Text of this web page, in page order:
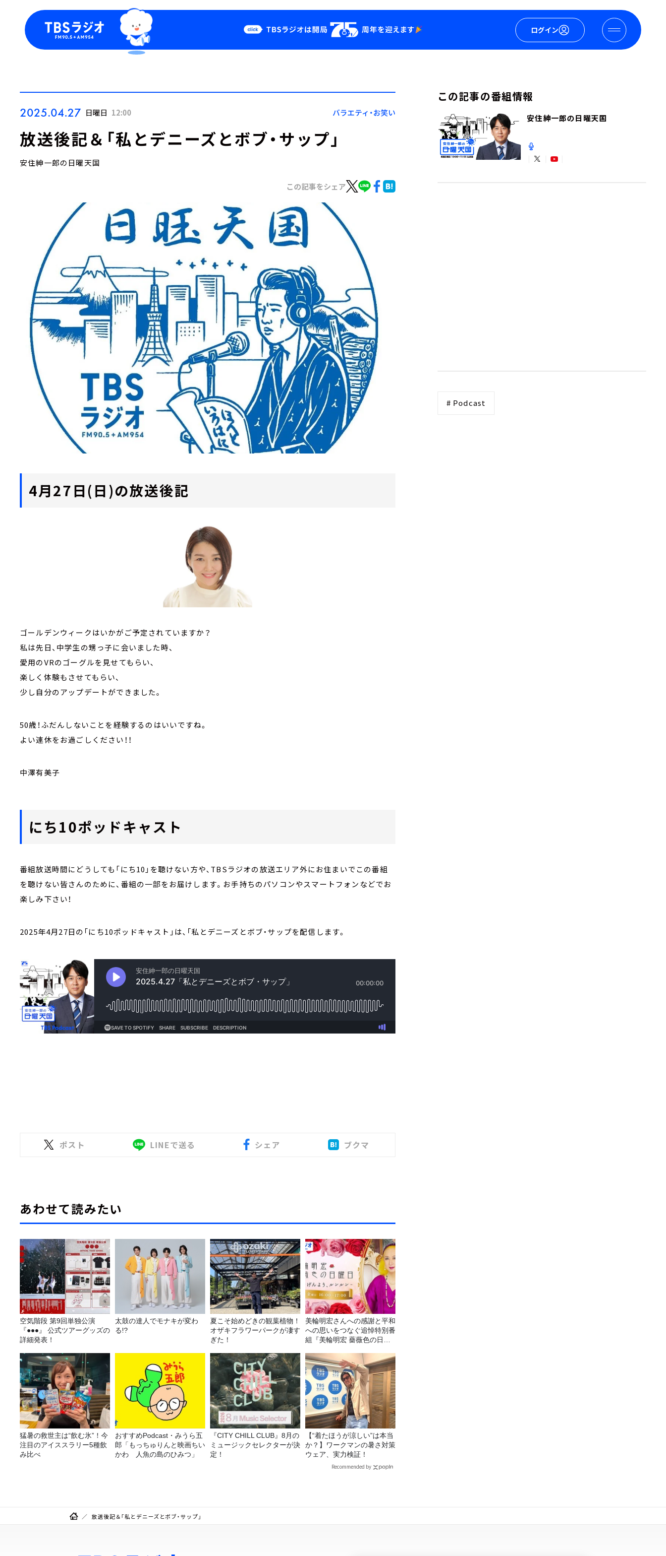
ログイン
Podcast
YouTube
会社情報
2025.04.27 日曜日 12:00 バラエティ・お笑い
放送後記＆「私とデニーズとボブ・サップ」
安住紳一郎の日曜天国
この記事をシェア
4月27日(日)の放送後記
ゴールデンウィークはいかがご予定されていますか？
私は先日、中学生の甥っ子に会いました時、
愛用のVRのゴーグルを見せてもらい、
楽しく体験もさせてもらい、
少し自分のアップデートができました。
50歳！ふだんしないことを経験するのはいいですね。
よい連休をお過ごしください！！
中澤有美子
にち10ポッドキャスト
番組放送時間にどうしても「にち10」を聴けない方や、TBSラジオの放送エリア外にお住まいでこの番組
を聴けない皆さんのために、番組の一部をお届けします。お手持ちのパソコンやスマートフォンなどでお
楽しみ下さい！
2025年4月27日の「にち10ポッドキャスト」は、「私とデニーズとボブ・サップを配信します。
ポスト LINEで送る シェア ブクマ
あわせて読みたい
空気階段 第9回単独公演
『●●●』 公式ツアーグッズの
詳細発表！
太鼓の達人でモナキが変わ
る!?
夏こそ始めどきの観葉植物！
オザキフラワーパークが凄す
ぎた！
美輪明宏さんへの感謝と平和
への思いをつなぐ追悼特別番
組『美輪明宏 薔薇色の日曜
～』8/9（日）16時放送
猛暑の救世主は“飲む氷”！今
注目のアイススラリー5種飲
み比べ
おすすめPodcast・みうら五
郎「もっちゅりんと映画ちい
かわ 人魚の島のひみつ」
『CITY CHILL CLUB』8月の
ミュージックセレクターが決
定！
【“着たほうが涼しい”は本当
か？】ワークマンの暑さ対策
ウェア、実力検証！
Recommended by
この記事の番組情報
安住紳一郎の日曜天国
# Podcast
放送後記＆「私とデニーズとボブ・サップ」